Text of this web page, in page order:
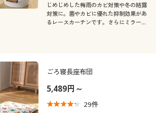
じめじめした梅雨のカビ対策や冬の結露
対策に。菌やカビに優れた抑制効果があ
るレースカーテンです。さらにミラー効
ごろ寝長座布団
5,489円～
29件